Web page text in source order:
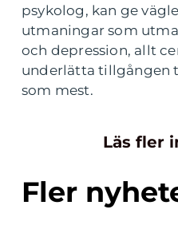
psykolog, kan ge
utmaningar som
och depression, allt
underlätta tillgången
som mest.
Läs fler
Fler